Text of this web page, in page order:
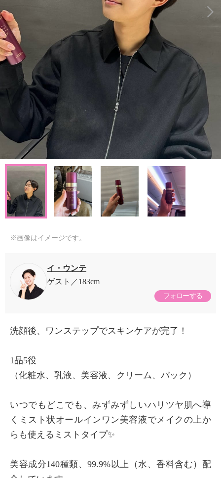
※画像はイメージです。
イ・ウンテ
ゲスト
183cm
フォローする
洗顔後、ワンステップでスキンケアが完了！
1品5役
（化粧水、乳液、美容液、クリーム、パック）
いつでもどこでも、みずみずしいハリツヤ肌へ導
くミスト状オールインワン美容液でメイクの上か
らも使えるミストタイプ✨
美容成分140種類、99.9%以上（水、香料含む）配